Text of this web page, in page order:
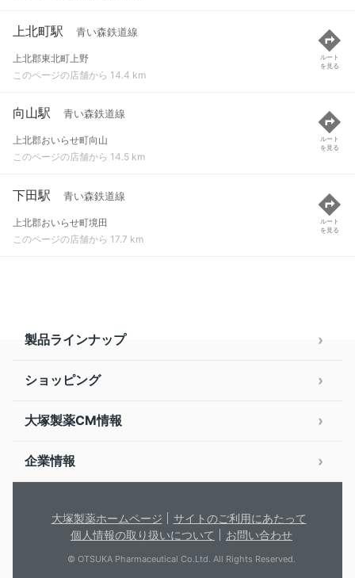
上北町駅 青い森鉄道線
上北郡東北町上野
このページの店舗から 14.4 km
ルート
を見る
向山駅 青い森鉄道線
上北郡おいらせ町向山
このページの店舗から 14.5 km
ルート
を見る
下田駅 青い森鉄道線
上北郡おいらせ町境田
このページの店舗から 17.7 km
ルート
を見る
製品ラインナップ
ショッピング
大塚製薬CM情報
企業情報
大塚製薬ホームページ
サイトのご利用にあたって
個人情報の取り扱いについて
お問い合わせ
© OTSUKA Pharmaceutical Co.Ltd. All Rights Reserved.